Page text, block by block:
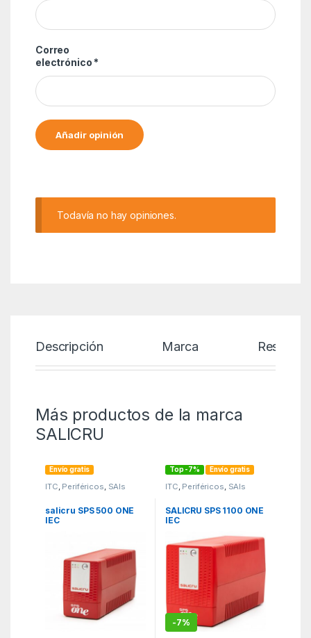
Correo
electrónico *
Todavía no hay opiniones.
Descripción Marca Reseñas
Más productos de la marca
SALICRU
Envío gratis
ITC Periféricos SAIs
salicru SPS 500 ONE
IEC
Top -7% Envío gratis
ITC Periféricos SAIs
SALICRU SPS 1100 ONE
IEC
-7%